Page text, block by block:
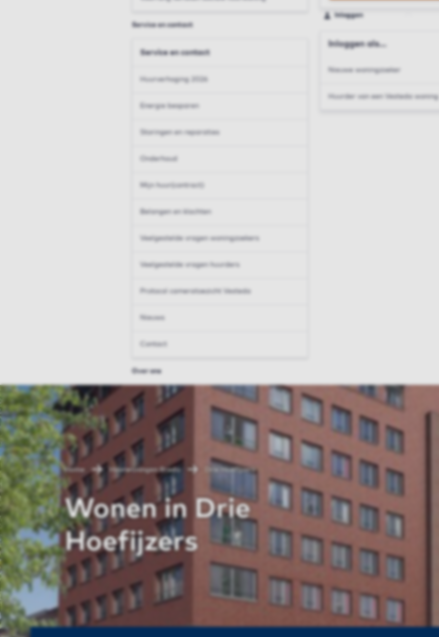
Service en contact
Service en contact
Huurverhoging 2026
Energie besparen
Storingen en reparaties
Onderhoud
Mijn huur(contract)
Belangen en klachten
Veelgestelde vragen woningzoekers
Veelgestelde vragen huurders
Protocol cameratoezicht Vesteda
Nieuws
Contact
Over ons
Inloggen
Inloggen als...
Nieuwe woningzoeker
Huurder van een Vesteda woning
Home Huurwoningen Breda Drie Hoefijzers
Wonen in Drie
Hoefijzers